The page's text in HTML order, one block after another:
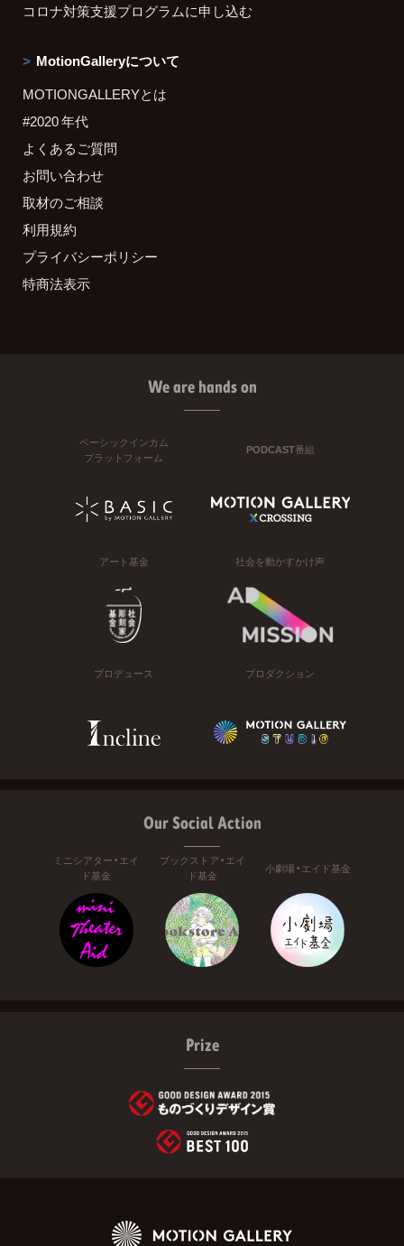
コロナ対策支援プログラムに申し込む
MotionGalleryについて
MOTIONGALLERYとは
#2020 年代
よくあるご質問
お問い合わせ
取材のご相談
利用規約
プライバシーポリシー
特商法表示
We are hands on
ベーシックインカム
プラットフォーム
PODCAST番組
アート基金 社会を動かすかけ声
プロデュース プロダクション
Our Social Action
ミニシアター・エイ
ド基金
ブックストア・エイ
ド基金
小劇場・エイド基金
Prize